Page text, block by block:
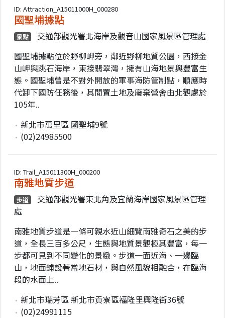
ID: Attraction_A15011000H_000280
國聖埔據點
景點
交通部觀光署北海岸及觀音山國家風景區管理處
國聖埔據點位於野柳岬旁，鄰近野柳地質公園，西接金
山岬與跳石海岸，東接翡翠灣，擁有山海地景與豐富生
態。國聖埔曾是不對外開放的軍事海防管制點，順應時
代卸下國防任務後，其閒置土地及廢棄營舍由北觀處於
105年..
新北市萬里區 國聖埔9號
(02)24985500
ID: Trail_A15011300H_000200
南雅地質步道
步道
交通部觀光署東北角及宜蘭海岸國家風景區管理
處
南雅地質步道是一條可親水近山細覽南雅奇石之美的步
道，全長三百多公尺，生態與地質景觀極其豐富，每一
步都可見到不同變化的景緻。步道一面近海、一邊臨
山，地面鋪設著當地石材，與自然風貌相融合，在臨海
段的水面上..
新北市瑞芳區 新北市貢寮區福隆里興隆街36號
(02)24991115